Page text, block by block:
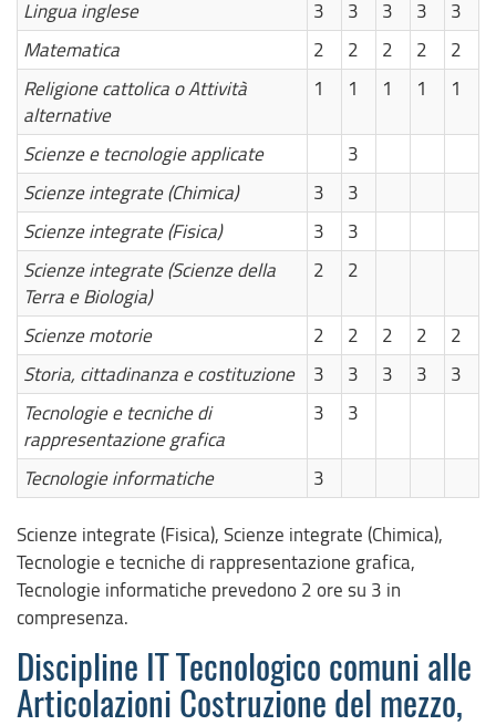
Lingua inglese 3 3 3 3
3
Matematica
2 2 2 2
2
Religione cattolica o Attività
alternative
1 1 1 1 1
Scienze e tecnologie applicate
3
Scienze integrate (Chimica)
3
3
Scienze integrate (Fisica)
3
3
Scienze integrate (Scienze della
Terra e Biologia)
2 2
Scienze motorie 2 2 2 2
2
Storia, cittadinanza e costituzione
3 3 3 3
3
Tecnologie e tecniche di
rappresentazione grafica
3 3
Tecnologie informatiche 3
Scienze integrate (Fisica), Scienze integrate (Chimica),
Tecnologie e tecniche di rappresentazione grafica,
Tecnologie informatiche prevedono 2 ore su 3 in
compresenza.
Discipline IT Tecnologico comuni alle
Articolazioni Costruzione del mezzo,